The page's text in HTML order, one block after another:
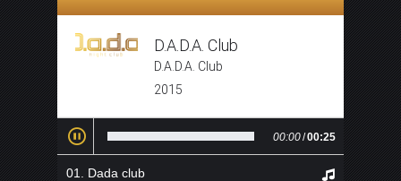
D.A.D.A. Club
D.A.D.A. Club
2015
00:00/00:25
Dada club